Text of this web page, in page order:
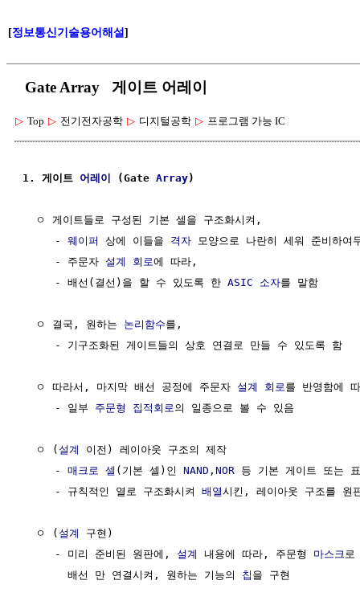
[정보통신기술용어해설]
Gate Array 게이트 어레이
▷ Top ▷ 전기전자공학 ▷ 디지털공학 ▷ 프로그램 가능 IC
1. 게이트 어레이 (Gate Array)
  ㅇ 게이트들로 구성된 기본 셀을 구조화시켜,
     -
웨이퍼 상에 이들을 격자 모양으로 나란히 세워 준비하여
     - 주문자
설계 회로에 따라,
     - 배선(결선)을 할 수 있도록 한
ASIC 소자를 말함
  ㅇ 결국, 원하는
논리함수를,
     - 기구조화된 게이트들의 상호 연결로 만들 수 있도록 함
  ㅇ 따라서, 마지막 배선 공정에 주문자
설계 회로 를 반영함에
     - 일부
주문형 집적회로 의 일종으로 볼 수 있음
  ㅇ (
설계
이전) 레이아웃 구조의 제작
     -
매크로 셀 (기본 셀)인 NAND , NOR 등 기본 게이트 또는
     - 규칙적인 열로 구조화시켜
배열시킨, 레이아웃 구조를 원
  ㅇ (
설계
구현)
     - 미리 준비된 원판에,
설계 내용에 따라, 주문형 마스크
       배선 만 연결시켜, 원하는 기능의
칩 을 구현